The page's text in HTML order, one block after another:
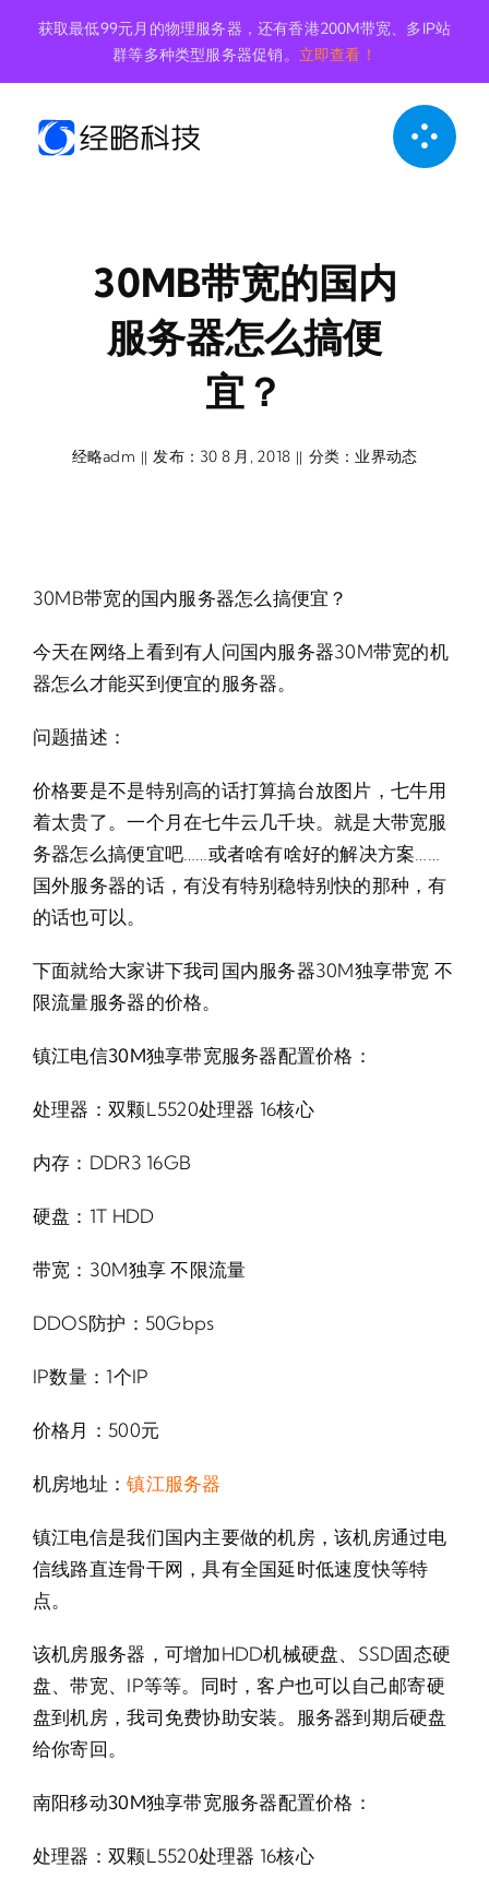
内
获取最低99元月的物理服务器，还有香港200M带宽、多IP站
群等多种类型服务器促销。 立即查看！
30MB带宽的国内
服务器怎么搞便
宜？
经略adm || 发布：30 8 月, 2018 || 分类： 业界动态
30MB带宽的国内服务器怎么搞便宜？
今天在网络上看到有人问国内服务器30M带宽的机
器怎么才能买到便宜的服务器。
问题描述：
价格要是不是特别高的话打算搞台放图片，七牛用
着太贵了。一个月在七牛云几千块。就是大带宽服
务器怎么搞便宜吧……或者啥有啥好的解决方案……
国外服务器的话，有没有特别稳特别快的那种，有
的话也可以。
下面就给大家讲下我司国内服务器30M独享带宽 不
限流量服务器的价格。
镇江电信30M独享带宽服务器配置价格：
处理器：双颗L5520处理器 16核心
内存：DDR3 16GB
硬盘：1T HDD
带宽：30M独享 不限流量
DDOS防护：50Gbps
IP数量：1个IP
价格月：500元
机房地址：镇江服务器
镇江电信是我们国内主要做的机房，该机房通过电
信线路直连骨干网，具有全国延时低速度快等特
点。
该机房服务器，可增加HDD机械硬盘、SSD固态硬
盘、带宽、IP等等。同时，客户也可以自己邮寄硬
盘到机房，我司免费协助安装。服务器到期后硬盘
给你寄回。
南阳移动30M独享带宽服务器配置价格：
处理器：双颗L5520处理器 16核心